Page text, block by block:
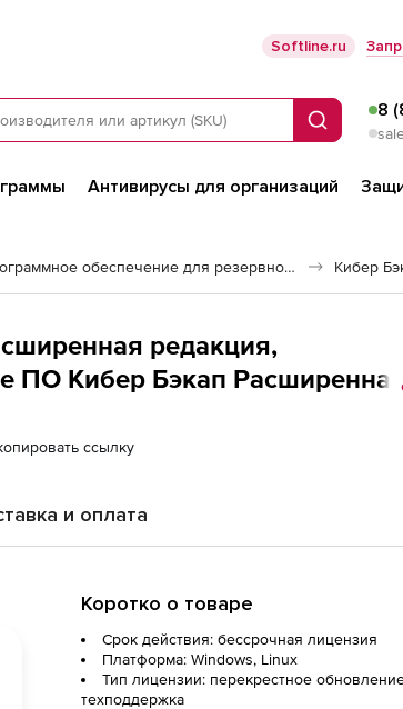
Softline.ru
Поиск
8
Антивирусы для организаций
Программное обеспечение для резервного копирования Кибер
редакция,
ПО Кибер Бэкап
организаций (переходы), для
ящиков), ФСТЭК – Переход
ссылку
и оплата
Коротко о товаре
Срок действия: бессрочная лицензия
Платформа: Windows, Linux
Тип лицензии: перекрестное
техподдержка